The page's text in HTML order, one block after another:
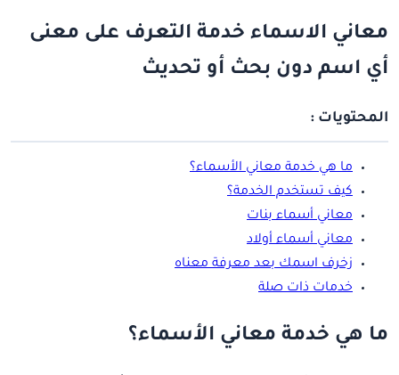
معاني الاسماء خدمة التعرف على معنى
أي اسم دون بحث أو تحديث
المحتويات :
ما هي خدمة معاني الأسماء؟
كيف تستخدم الخدمة؟
معاني أسماء بنات
معاني أسماء أولاد
زخرف اسمك بعد معرفة معناه
خدمات ذات صلة
ما هي خدمة معاني الأسماء؟